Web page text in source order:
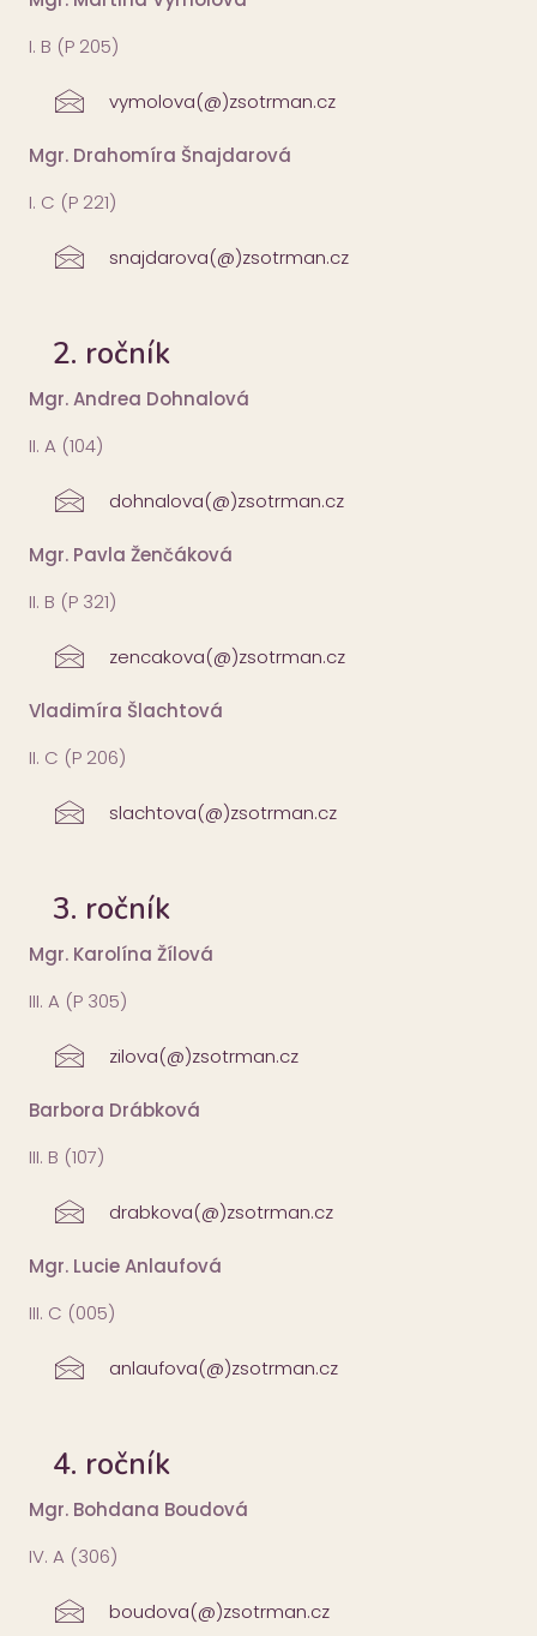
I. B (P 205)
vymolova(@)zsotrman.cz
Mgr. Drahomíra Šnajdarová
I. C (P 221)
snajdarova(@)zsotrman.cz
2. ročník
Mgr. Andrea Dohnalová
II. A (104)
dohnalova(@)zsotrman.cz
Mgr. Pavla Ženčáková
II. B (P 321)
zencakova(@)zsotrman.cz
Vladimíra Šlachtová
II. C (P 206)
slachtova(@)zsotrman.cz
3. ročník
Mgr. Karolína Žílová
III. A (P 305)
zilova(@)zsotrman.cz
Barbora Drábková
III. B (107)
drabkova(@)zsotrman.cz
Mgr. Lucie Anlaufová
III. C (005)
anlaufova(@)zsotrman.cz
4. ročník
Mgr. Bohdana Boudová
IV. A (306)
boudova(@)zsotrman.cz